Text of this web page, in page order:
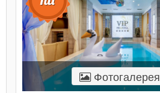
Фотогалерея